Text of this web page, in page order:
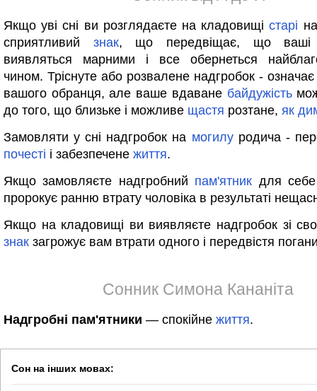
Якщо уві сні ви розглядаєте на кладовищістарі
сприятливий знак, що передвіщає, що ваші
виявляться марними і все обернеться
чином. Тріснуте або розвалене надгробок -
вашого обранця, але ваше вдаване байдужість
до того, що близьке і можливе щастя розтане, як
Замовляти у сні надгробок на могилуродича -
почесті і забезпечене життя.
Якщо замовляєте надгробний пам'ятник для
пророкує ранню втрату чоловіка в результаті
Якщо на кладовищі ви виявляєте надгробок зі
знак загрожує вам втрати одного і передвістя
Сонник Симона Кананіта
Надгробні пам'ятники — спокійне життя.
Сон на інших мовах: